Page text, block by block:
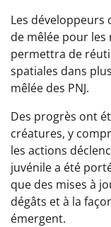
Les
de mêlée pour
permettra de
spatiales dans
mêlée des PNJ.
Des progrès ont
créatures, y
les actions
juvénile a été
que des mises à
dégâts et à la
émergent.